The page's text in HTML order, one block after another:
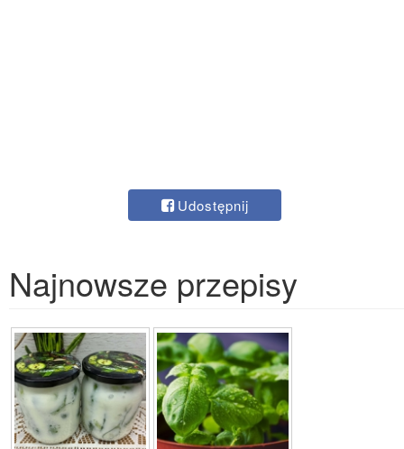
Udostępnij
Najnowsze przepisy